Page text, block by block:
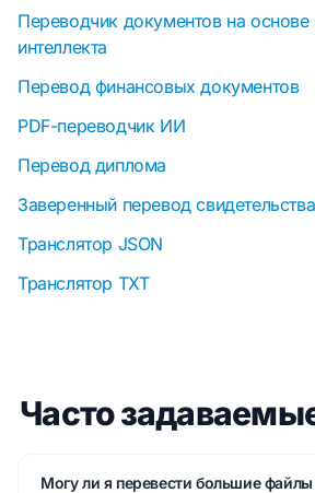
Переводчик документов на основе
интеллекта
Перевод финансовых документов
PDF-переводчик ИИ
Перевод диплома
Заверенный перевод
Транслятор JSON
Транслятор TXT
Часто
Могу ли я перевести большие файлы